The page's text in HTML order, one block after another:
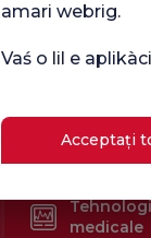
naștere
medicale
amari webrig.
Vaś o lil e
Acceptați